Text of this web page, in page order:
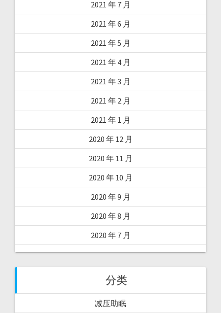
2021 年 7 月
2021 年 6 月
2021 年 5 月
2021 年 4 月
2021 年 3 月
2021 年 2 月
2021 年 1 月
2020 年 12 月
2020 年 11 月
2020 年 10 月
2020 年 9 月
2020 年 8 月
2020 年 7 月
分类
减压助眠